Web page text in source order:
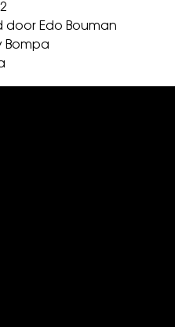
door Edo Bouman
Bompa